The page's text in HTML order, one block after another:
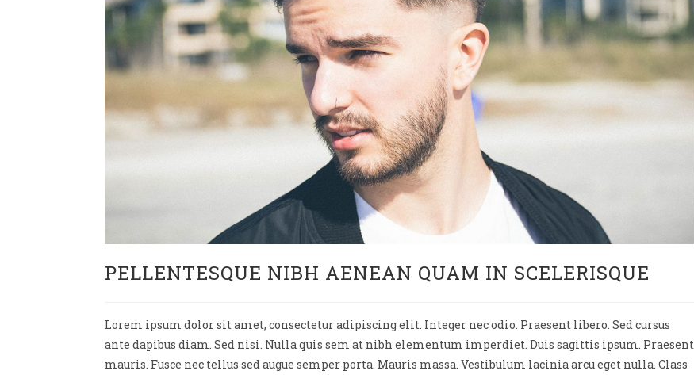
PELLENTESQUE NIBH AENEAN QUAM IN SCELERISQUE
Lorem ipsum dolor sit amet, consectetur adipiscing elit. Integer nec odio. Praesent libero. Sed cursus
ante dapibus diam. Sed nisi. Nulla quis sem at nibh elementum imperdiet. Duis sagittis ipsum. Praesent
mauris. Fusce nec tellus sed augue semper porta. Mauris massa. Vestibulum lacinia arcu eget nulla. Class